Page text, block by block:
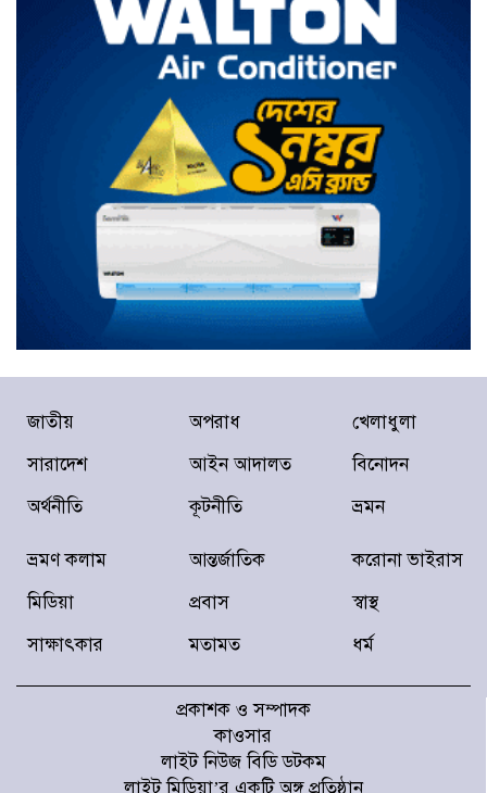
মুখ খুললেন লন্ডনে বয়ফ্রেন্ডের কাছে বান্ধবীর
গোপন ছবি পাঠানো সেই ছাত্রী
কনটেন্ট ক্রিয়েটর রিপন মিয়া গ্রেপ্তার
পরিবর্তন হচ্ছে র‌্যাবের নাম, খসড়া আইন প্রকাশ
আমার স্বপ্ন আপনাদের কাছে দিয়ে গেলাম:
ইলিয়াস কাঞ্চন
দুই ঘণ্টার ব্যবধানে দুই জেলায় সড়কে ঝরল ১৬
প্রাণ
“ট্রাম্পকে রাজি করান, তা না হলে…”
সিলেটে দুই বাসের সংঘর্ষে নিহত ৮
সব জল্পনার অবসান, রিয়াল মাদ্রিদেই ২০৩২
সাল পর্যন্ত থাকছেন ভিনিসিউস
জাতীয়
সারাদেশ
অর্থনীতি
অপরাধ
আইন আদালত
কূটনীতি
খেলাধুলা
বিনোদন
ভ্রমন
ভ্রমণ কলাম
মিডিয়া
সাক্ষাৎকার
আন্তর্জাতিক
প্রবাস
মতামত
করোনা ভাইরাস
স্বাস্থ
ধর্ম
প্রকাশক ও সম্পাদক
কাওসার
লাইট নিউজ বিডি ডটকম
লাইট মিডিয়া’র একটি অঙ্গ প্রতিষ্ঠান